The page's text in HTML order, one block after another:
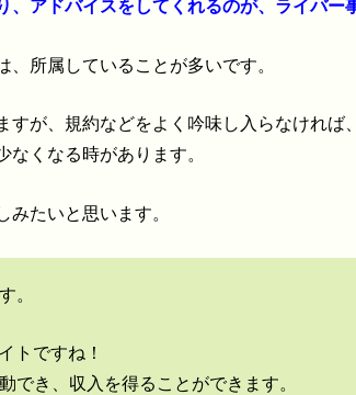
アドバイスをしてくれるのが、ライバー
所属していることが多いです。
すが、規約などをよく吟味し入らなければ
くなる時があります。
たいと思います。
。
トですね！
でき、収入を得ることができます。